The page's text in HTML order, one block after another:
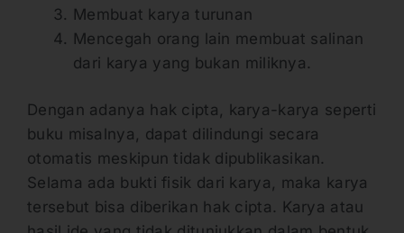
Membuat karya turunan
Mencegah orang lain membuat salinan
dari karya yang bukan miliknya.
Dengan adanya hak cipta, karya-karya seperti
buku misalnya, dapat dilindungi secara
otomatis meskipun tidak dipublikasikan.
Selama ada bukti fisik dari karya, maka karya
tersebut bisa diberikan hak cipta. Karya atau